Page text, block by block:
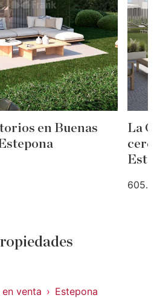
en Buenas
La
venta
Estepona